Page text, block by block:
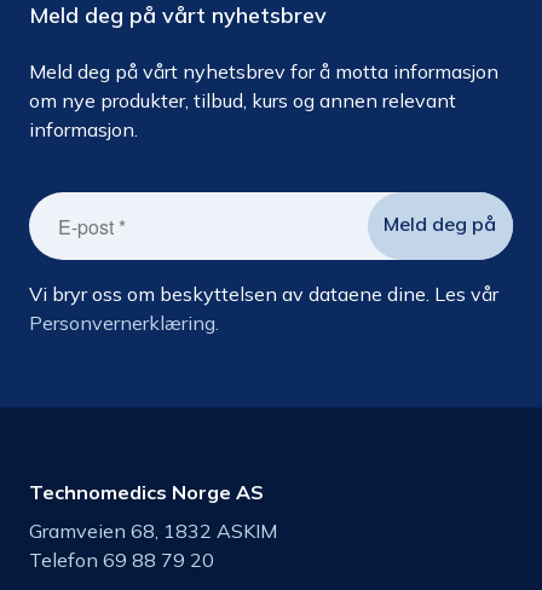
Meld deg på vårt nyhetsbrev
Meld deg på vårt nyhetsbrev for å motta informasjon
om nye produkter, tilbud, kurs og annen relevant
informasjon.
Vi bryr oss om beskyttelsen av dataene dine. Les vår
Personvernerklæring.
Technomedics Norge AS
Gramveien 68, 1832 ASKIM
Telefon 69 88 79 20